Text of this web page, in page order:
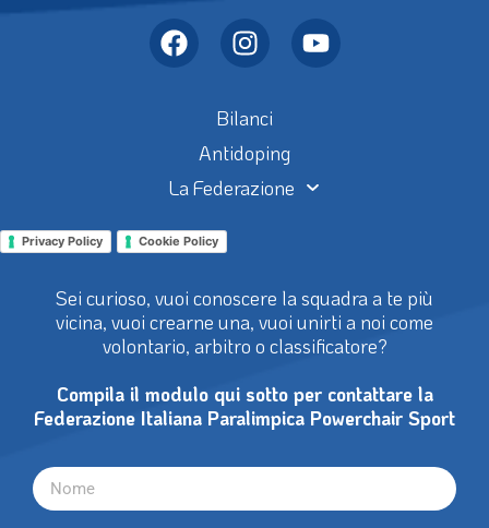
Bilanci
Antidoping
La Federazione
Privacy Policy Cookie Policy
Sei curioso, vuoi conoscere la squadra a te più
vicina, vuoi crearne una, vuoi unirti a noi come
volontario, arbitro o classificatore?
Compila il modulo qui sotto per contattare la
Federazione Italiana Paralimpica Powerchair Sport